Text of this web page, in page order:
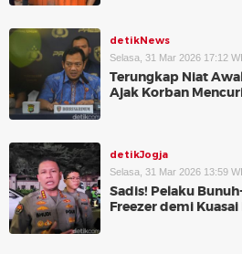
detikNews
Selasa, 31 Mar 2026 17:12
Terungkap Niat
Ajak Korban
detikJogja
Selasa, 31 Mar 2026 13:59
Sadis! Pelaku
Freezer demi